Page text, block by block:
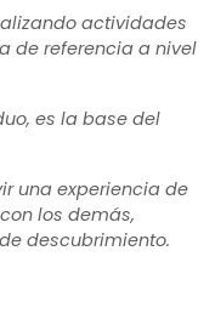
actividades
de referencia a nivel
es la base del
una experiencia de
los demás,
descubrimiento.